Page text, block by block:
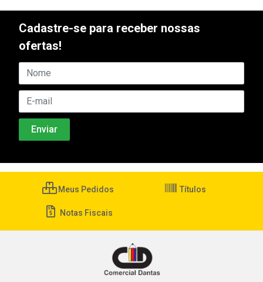
Cadastre-se para receber nossas
ofertas!
Meus Pedidos Títulos
Notas Fiscais